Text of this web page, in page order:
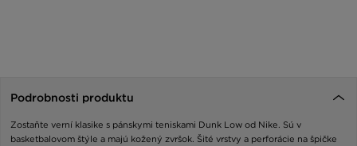
Podrobnosti produktu
Zostaňte verní klasike s pánskymi teniskami Dunk Low od Nike. Sú v
basketbalovom štýle a majú kožený zvršok. Šité vrstvy a perforácie na špičke